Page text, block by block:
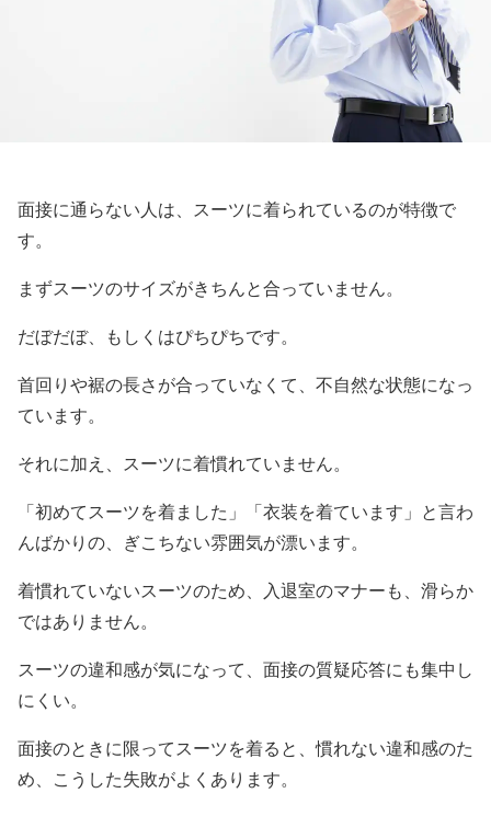
面接に通らない人は、スーツに着られているのが特徴で
す。
まずスーツのサイズがきちんと合っていません。
だぼだぼ、もしくはぴちぴちです。
首回りや裾の長さが合っていなくて、不自然な状態になっ
ています。
それに加え、スーツに着慣れていません。
「初めてスーツを着ました」「衣装を着ています」と言わ
んばかりの、ぎこちない雰囲気が漂います。
着慣れていないスーツのため、入退室のマナーも、滑らか
ではありません。
スーツの違和感が気になって、面接の質疑応答にも集中し
にくい。
面接のときに限ってスーツを着ると、慣れない違和感のた
め、こうした失敗がよくあります。